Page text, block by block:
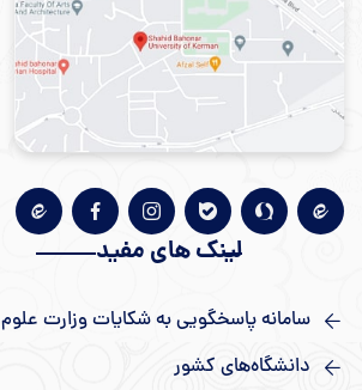
لینک های مفید
سامانه پاسخگویی به شکایات وزارت علوم
دانشگاه‌های کشور